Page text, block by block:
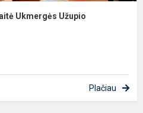
Ukmergės Užupio
Plačiau